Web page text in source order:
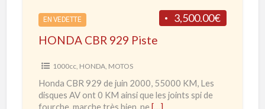
EN VEDETTE 3,500.00€
HONDA CBR 929 Piste
1000cc, HONDA, MOTOS
Honda CBR 929 de juin 2000, 55000 KM, Les
disques AV ont 0 KM ainsi que les joints spi de
fourche. marche très bien, ne […]